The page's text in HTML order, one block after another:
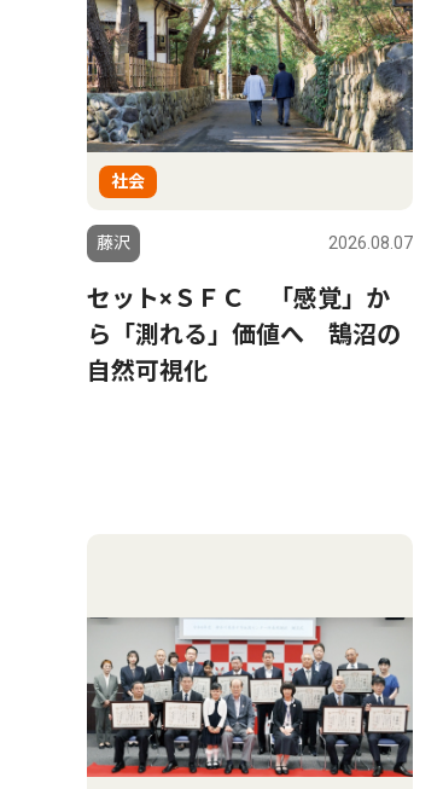
社会
藤沢 2026.08.07
セット×ＳＦＣ 「感覚」か
ら「測れる」価値へ 鵠沼の
自然可視化